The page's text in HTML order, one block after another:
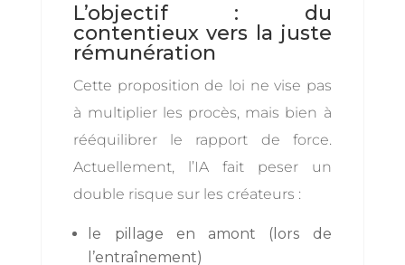
L’objectif : du
contentieux vers la juste
rémunération
Cette proposition de loi ne vise pas
à multiplier les procès, mais bien à
rééquilibrer le rapport de force.
Actuellement, l’IA fait peser un
double risque sur les créateurs :
le pillage en amont (lors de
l’entraînement)